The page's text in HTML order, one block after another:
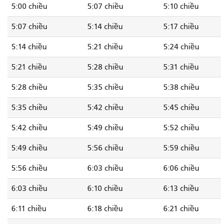
5:00 chiều 5:07 chiều 5:10 chiều
5:07 chiều 5:14 chiều 5:17 chiều
5:14 chiều 5:21 chiều 5:24 chiều
5:21 chiều 5:28 chiều 5:31 chiều
5:28 chiều 5:35 chiều 5:38 chiều
5:35 chiều 5:42 chiều 5:45 chiều
5:42 chiều 5:49 chiều 5:52 chiều
5:49 chiều 5:56 chiều 5:59 chiều
5:56 chiều 6:03 chiều 6:06 chiều
6:03 chiều 6:10 chiều 6:13 chiều
6:11 chiều 6:18 chiều 6:21 chiều